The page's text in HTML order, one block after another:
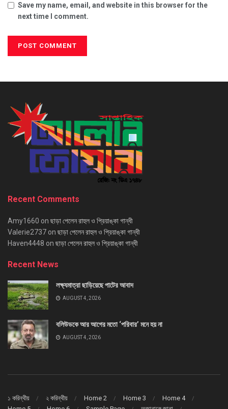
Save my name, email, and website in this browser for the
next time I comment.
Recent Comments
Amy1660 on ছাড়া পেলেন রাহুল ও প্রিয়াঙ্কা গান্ধী
Valerie2737 on ছাড়া পেলেন রাহুল ও প্রিয়াঙ্কা গান্ধী
Haven4448 on ছাড়া পেলেন রাহুল ও প্রিয়াঙ্কা গান্ধী
Recent News
লক্ষ্যমাত্রা ছাড়িয়েছে পাটের আবাদ
AUGUST 4, 2026
বলিউডকে আর আগের মতো ‘পরিবার’ মনে হয় না
AUGUST 4, 2026
১ করিন্থীয় ২ করিন্থীয় Home 2 Home 3
Home 4